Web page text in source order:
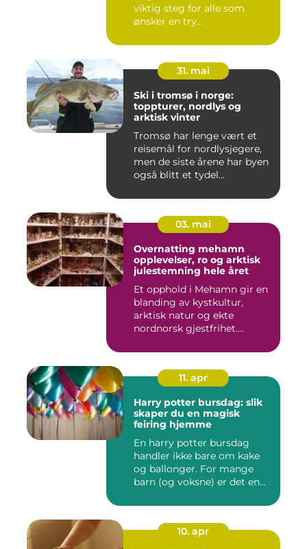
viktig steg for alle som
ønsker en try...
31. mai
Ski i tromsø i norge:
toppturer, nordlys og
arktisk vinter
Tromsø har lenge vært et
reisemål for nordlysjegere,
men de siste årene har byen
også blitt et tydel...
03. mai
Overnatting mehamn
opplevelser, ro og arktisk
julestemning hele året
Et opphold i Mehamn gir en
blanding av kystkultur,
arktisk natur og ekte
nordnorsk gjestfrihet.
11. apr
Harry potter bursdag: slik
skaper du en magisk
feiring hjemme
En harry potter bursdag
handler ikke bare om kake
og ballonger. For mange
barn (og voksne) er det en...
10. apr